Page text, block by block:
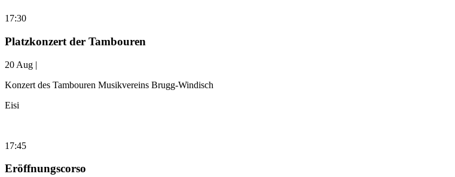
17:30
Platzkonzert der Tambouren
20 Aug |
Konzert des Tambouren Musikvereins Brugg-Windisch
Eisi
17:45
Eröffnungscorso